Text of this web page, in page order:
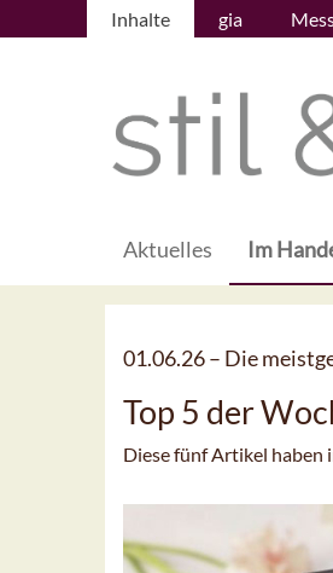
Inhalte gia
Aktuelles Im
01.06.26 – Die
Top 5 der
Diese fünf Artikel haben